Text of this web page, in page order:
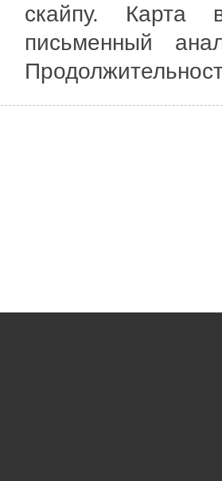
скайпу. Карта
письменный